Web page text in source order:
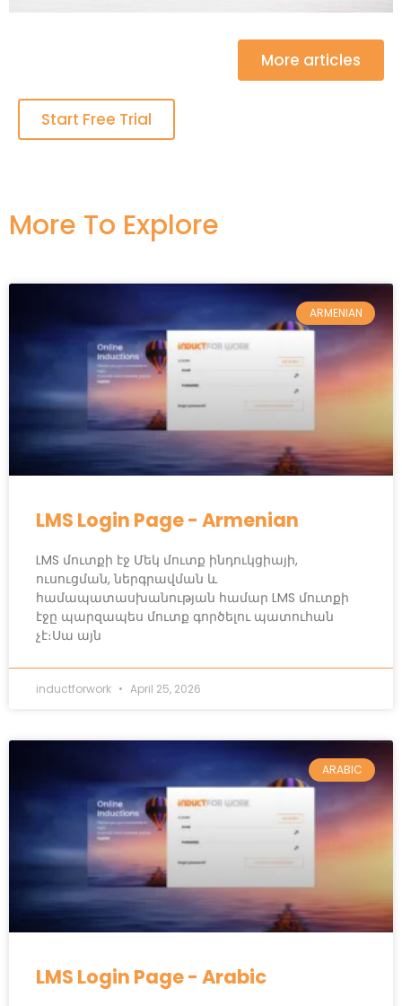
More articles
Start Free Trial
More To Explore​
ARMENIAN
LMS Login Page - Armenian
LMS մուտքի էջ Մեկ մուտք ինդուկցիայի,
ուսուցման, ներգրավման և
համապատասխանության համար LMS մուտքի
էջը պարզապես մուտք գործելու պատուհան
չէ։Սա այն
inductforwork April 25, 2026
ARABIC
LMS Login Page - Arabic